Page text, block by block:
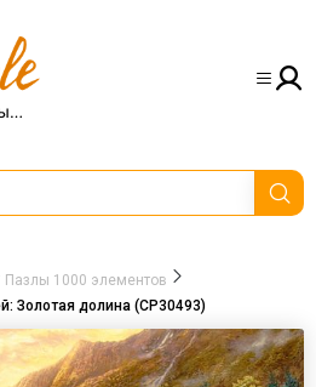
Пазлы 1000 элементов
Золотая долина (CP30493)